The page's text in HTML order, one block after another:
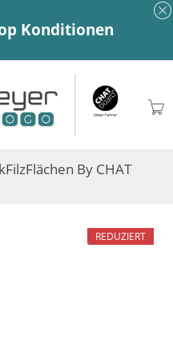
Konditionen
By CHAT
REDUZIERT